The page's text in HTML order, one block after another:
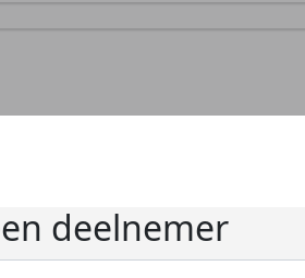
deelnemer